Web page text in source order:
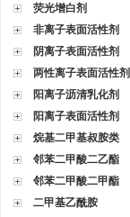
荧光增白剂
非离子表面活性剂
阴离子表面活性剂
两性离子表面活性剂
阳离子沥清乳化剂
阳离子表面活性剂
烷基二甲基叔胺类
邻苯二甲酸二乙酯
邻苯二甲酸二甲酯
二甲基乙酰胺